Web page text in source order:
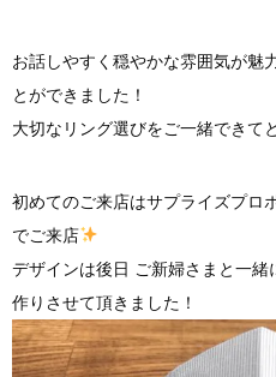
お話しやすく穏やかな雰囲気が魅
とができました！
大切なリング選びをご一緒できて
初めてのご来店はサプライズプロ
でご来店
デザインは後日 ご新婦さまと一
作りさせて頂きました！